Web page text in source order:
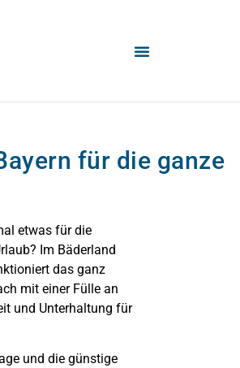
für die ganze
etwas für die
Im Bäderland
das ganz
mit einer Fülle an
und Unterhaltung für
und die günstige